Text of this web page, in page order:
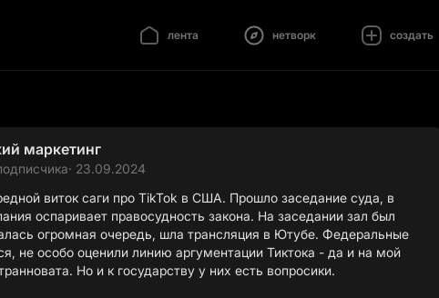
лента нетворк создать
маркетинг
· 23.09.2024
виток саги про TikTok в США. Прошло заседание суда, в
оспаривает правосудность закона. На заседании зал был
огромная очередь, шла трансляция в Ютубе. Федеральные
не особо оценили линию аргументации Тиктока - да и на мой
Но и к государству у них есть вопросики.